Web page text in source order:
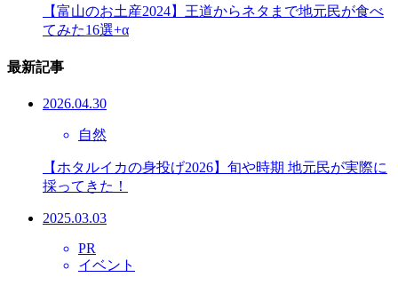
【富山のお土産2024】王道からネタまで地元民が食べ
てみた16選+α
最新記事
2026.04.30
自然
【ホタルイカの身投げ2026】旬や時期 地元民が実際に
採ってきた！
2025.03.03
PR
イベント